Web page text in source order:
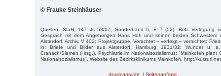
© Frauke Steinhäuser
Quellen: StaH, 147 Js 58/67, Sonderband 5, E 7 (52), Betr. Verlegung
Gespräch mit dem Angehörigen Hans Hoh und seinen beiden
Alsterdorf, Archiv, V 402; Projektgruppe, Verachtet – verfolgt – vernichtet;
in: Briefe und Bilder aus Alsterdorf. Hamburg 1931/32; Wunder u. a.
Cranach/Siemen (Hrsg.), Psychiatrie im Nationalsozialismus; "Mainkofen plant
Nationalsozialismus", Website des Bezirksklinikums Mainkofen, http://
druckansicht / Seitenanfang